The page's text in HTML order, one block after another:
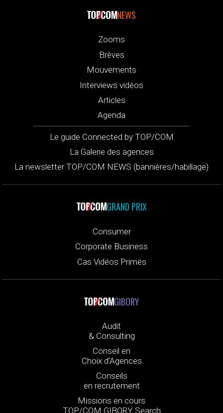
NEWS
Zooms
Brèves
Mouvements
Interviews vidéos
Articles
Agenda
Le guide Connected by TOP/COM
La Galerie des agences
La newsletter TOP/COM NEWS (bannières/habillage)
GRAND PRIX
Consumer
Corporate Business
Cas Vidéos Primés
GIBORY
Audit
& Consulting
Conseil en
Choix d’Agences
Conseils
en recrutement
Missions en cours
TOP/COM GIBORY Search